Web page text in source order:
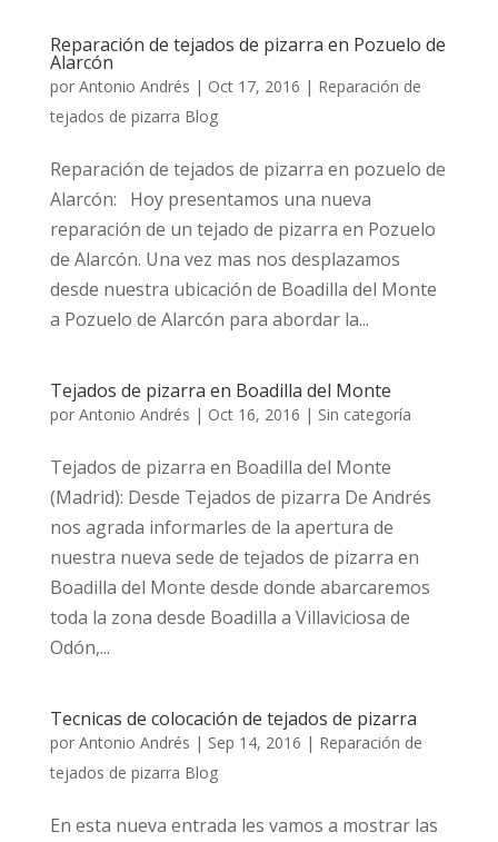
Reparación de tejados de pizarra en Pozuelo de
Alarcón
por Antonio Andrés | Oct 17, 2016 | Reparación de
tejados de pizarra Blog
Reparación de tejados de pizarra en pozuelo de
Alarcón: Hoy presentamos una nueva
reparación de un tejado de pizarra en Pozuelo
de Alarcón. Una vez mas nos desplazamos
desde nuestra ubicación de Boadilla del Monte
a Pozuelo de Alarcón para abordar la...
Tejados de pizarra en Boadilla del Monte
por Antonio Andrés | Oct 16, 2016 | Sin categoría
Tejados de pizarra en Boadilla del Monte
(Madrid): Desde Tejados de pizarra De Andrés
nos agrada informarles de la apertura de
nuestra nueva sede de tejados de pizarra en
Boadilla del Monte desde donde abarcaremos
toda la zona desde Boadilla a Villaviciosa de
Odón,...
Tecnicas de colocación de tejados de pizarra
por Antonio Andrés | Sep 14, 2016 | Reparación de
tejados de pizarra Blog
En esta nueva entrada les vamos a mostrar las